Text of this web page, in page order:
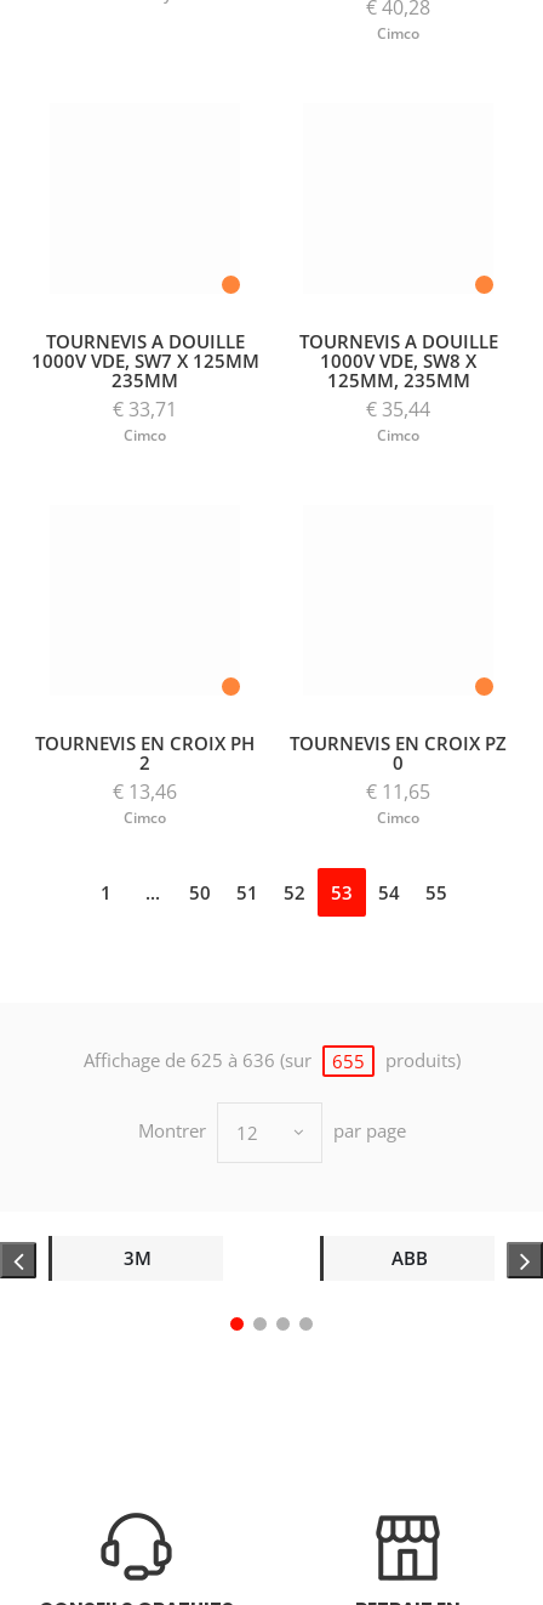
€ 40,28
Cimco
TOURNEVIS A DOUILLE
1000V VDE, SW7 X 125MM
235MM
€ 33,71
Cimco
TOURNEVIS A DOUILLE
1000V VDE, SW8 X
125MM, 235MM
€ 35,44
Cimco
TOURNEVIS EN CROIX PH
2
€ 13,46
Cimco
TOURNEVIS EN CROIX PZ
0
€ 11,65
Cimco
1 ... 50 51 52 53 54 55
Affichage de 625 à 636 (sur 655 produits)
Montrer 12 par page
3M ABB